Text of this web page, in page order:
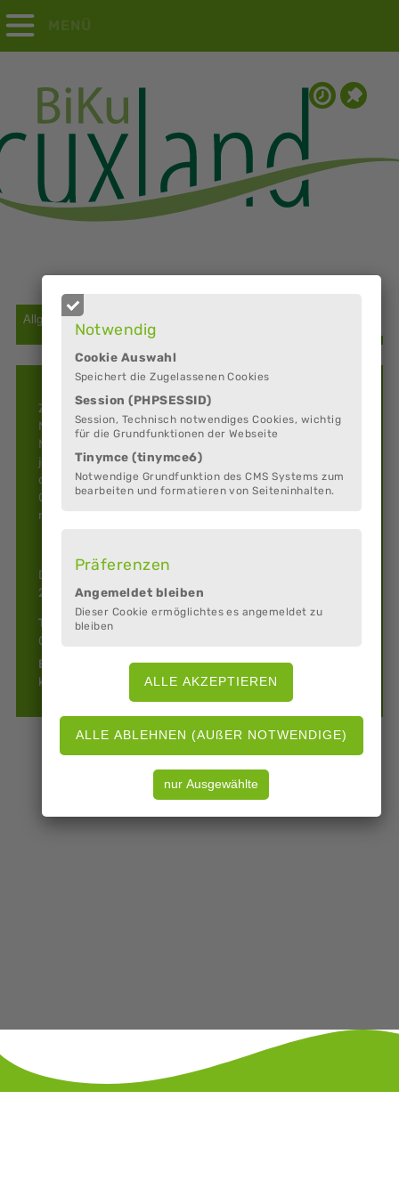
Notwendig
Cookie Auswahl
Speichert die Zugelassenen Cookies
Session (PHPSESSID)
Session, Technisch notwendiges Cookies, wichtig
für die Grundfunktionen der Webseite
Tinymce (tinymce6)
Notwendige Grundfunktion des CMS Systems zum
bearbeiten und formatieren von Seiteninhalten.
Präferenzen
Angemeldet bleiben
Dieser Cookie ermöglichtes es angemeldet zu
bleiben
MENÜ
Zum 125-jährigen Bestehen des Posaunenchors
Neuenwalde sollte in 2020 im Rahmen der
Mittsommernacht eine würdige Feier stattfinden, die
jedoch bedingt durch die Pandemie ausfiel. Die Proben
des Chores finden jeden Montag von 20 bis 22 Uhr im
Gemeindesaal statt. Eine Verstärkung des Chores durch
neue Mitglieder ist willkommen!
Dahlemer Weg 2
27607 Geestland (Neuenwalde)
Telefon:
04707 892
E-Mail:
kl.schriever@t-online.de